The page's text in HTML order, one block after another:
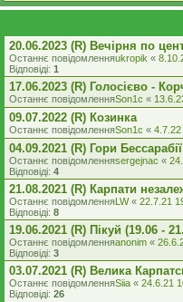
20.06.2023 (R) Вечірня по
Останнє повідомленняukropik «
Відповіді: 1
17.06.2023 (R) Голосієво -
Останнє повідомленняSon1c «
09.07.2022 (R) Козинка
Останнє повідомленняSon1c «
04.09.2021 (R) Гори
Останнє повідомленняsergejnac «
Відповіді: 4
21.08.2021 (R) Карпати
Останнє повідомленняLW« 22.7.21
Відповіді: 8
19.06.2021 (R) Пікуй (19.06 -
Останнє повідомленняanonim «
Відповіді: 3
03.07.2021 (R) Велика
Останнє повідомленняSiia « 24.6.21
Відповіді: 26